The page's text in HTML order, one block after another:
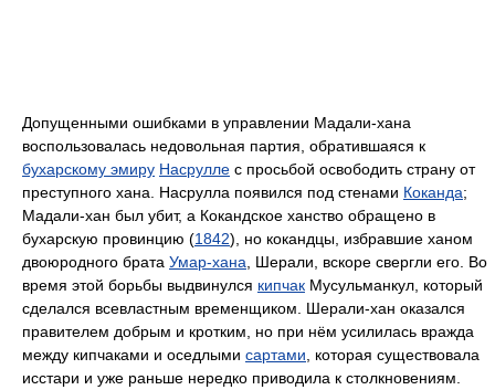
Допущенными ошибками в управлении Мадали-хана
воспользовалась недовольная партия, обратившаяся к
бухарскому эмиру Насрулле с просьбой освободить страну от
преступного хана. Насрулла появился под стенами Коканда;
Мадали-хан был убит, а Кокандское ханство обращено в
бухарскую провинцию (1842), но кокандцы, избравшие ханом
двоюродного брата Умар-хана, Шерали, вскоре свергли его. Во
время этой борьбы выдвинулся кипчак Мусульманкул, который
сделался всевластным временщиком. Шерали-хан оказался
правителем добрым и кротким, но при нём усилилась вражда
между кипчаками и оседлыми сартами, которая существовала
исстари и уже раньше нередко приводила к столкновениям.